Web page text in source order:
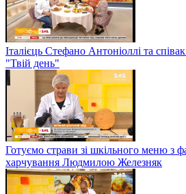
Італієць Стефано Антоніоллі та
"Твій день"
Готуємо страви зі шкільного меню з
харчування Людмилою Железняк